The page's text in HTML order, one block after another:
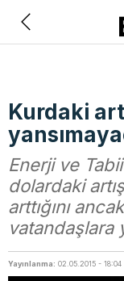
Kurdaki
Enerji ve Tabii
dolardaki
arttığını
vatandaşlara
Yayınlanma: 02.05.2015 - 18:04